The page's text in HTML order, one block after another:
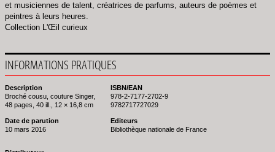
et musiciennes de talent, créatrices de parfums, auteurs de poèmes et
peintres à leurs heures.
Collection L'Œil curieux
INFORMATIONS PRATIQUES
Description
Broché cousu, couture Singer,
48 pages, 40 ill., 12 × 16,8 cm
Date de parution
10 mars 2016
ISBN/EAN
978-2-7177-2702-9
9782717727029
Editeurs
Bibliothèque nationale de France